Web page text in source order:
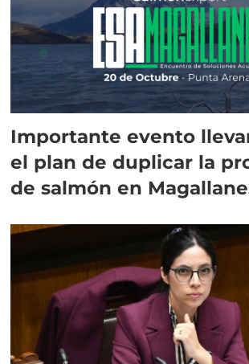
Importante evento
el plan de duplicar la
de salmón en